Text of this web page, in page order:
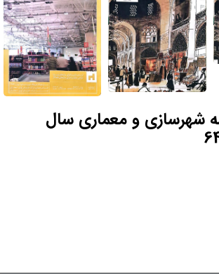
شهرسازی و معماری سال